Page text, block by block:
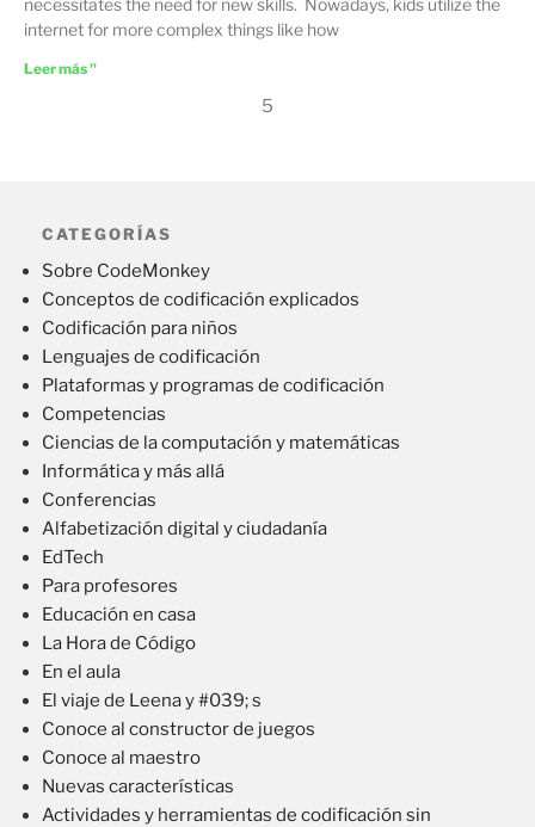
necessitates the need for new skills. Nowadays, kids utilize the
internet for more complex things like how
Leer más "
5
CATEGORÍAS
Sobre CodeMonkey
Conceptos de codificación explicados
Codificación para niños
Lenguajes de codificación
Plataformas y programas de codificación
Competencias
Ciencias de la computación y matemáticas
Informática y más allá
Conferencias
Alfabetización digital y ciudadanía
EdTech
Para profesores
Educación en casa
La Hora de Código
En el aula
El viaje de Leena y #039; s
Conoce al constructor de juegos
Conoce al maestro
Nuevas características
Actividades y herramientas de codificación sin